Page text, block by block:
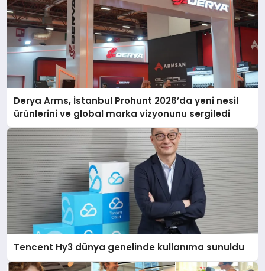
Derya Arms, İstanbul Prohunt 2026’da yeni nesil
ürünlerini ve global marka vizyonunu sergiledi
Tencent Hy3 dünya genelinde kullanıma sunuldu